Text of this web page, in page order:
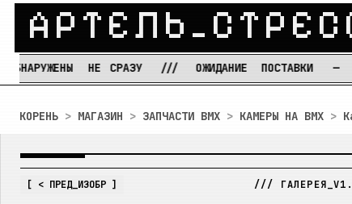
АРТЕЛЬ_СТРЕС
НЕ СРАЗУ /// ОЖИДАНИЕ ПОСТАВКИ — РЕЖИМ
КОРЕНЬ > МАГАЗИН > ЗАПЧАСТИ BMX > КАМЕРЫ НА BMX >
[ < ПРЕД_ИЗОБР ] ///